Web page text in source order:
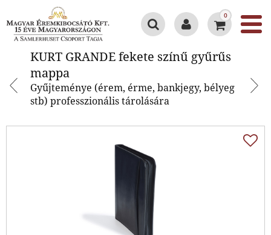
0
KURT GRANDE fekete színű gyűrűs
mappa
Gyűjteménye (érem, érme, bankjegy, bélyeg
stb) professzionális tárolására
KURT GRANDE fekete színű
gyűrűs mappa